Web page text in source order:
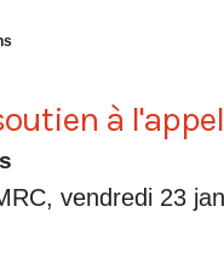
à
vendredi 23